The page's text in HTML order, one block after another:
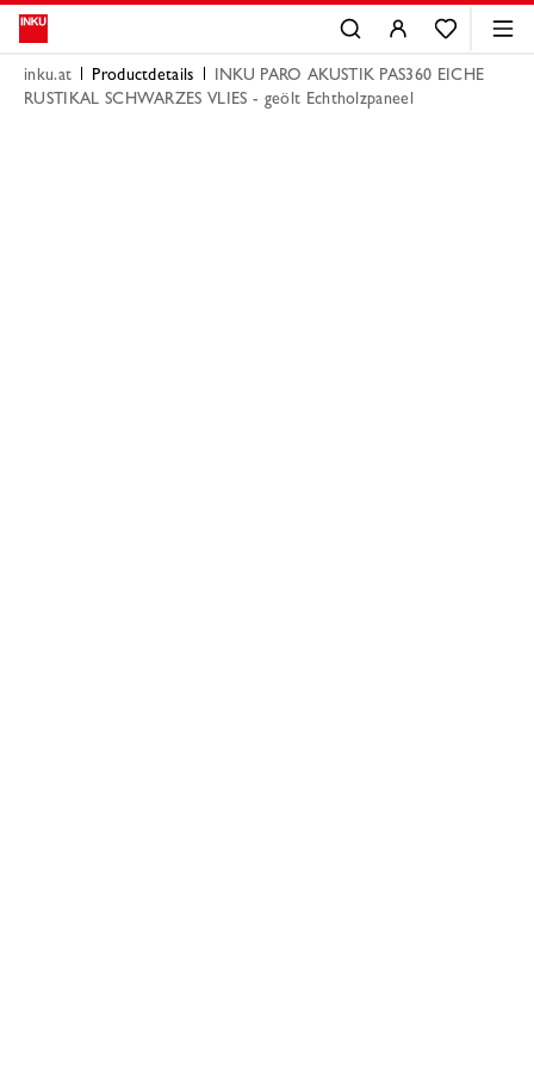
inku.at Productdetails
INKU PARO AKUSTIK PAS360 EICHE
RUSTIKAL SCHWARZES VLIES - geölt Echtholzpaneel